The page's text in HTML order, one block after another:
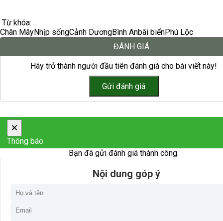
Từ khóa:
Chân MâyNhịp sốngCảnh DươngBình Anbãi biểnPhú Lộc
ĐÁNH GIÁ
Hãy trở thành người đầu tiên đánh giá cho bài viết này!
×
Thông báo
Bạn đã gửi đánh giá thành công.
Nội dung góp ý